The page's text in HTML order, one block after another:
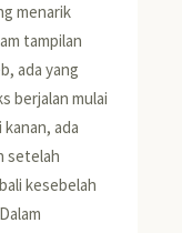
menarik
tampilan
ada yang
berjalan mulai
ada
setelah
kesebelah